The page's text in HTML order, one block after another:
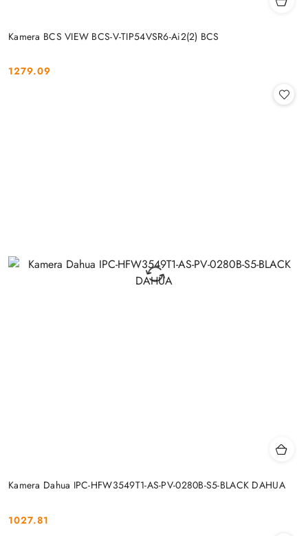
Kamera BCS VIEW BCS-V-TIP54VSR6-Ai2(2) BCS
Cena:
1279.09
Kamera Dahua IPC-HFW3549T1-AS-PV-0280B-S5-BLACK DAHUA
Cena:
1027.81